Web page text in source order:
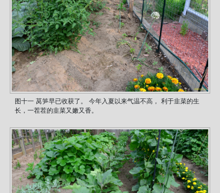
图十一 莴笋早已收获了。 今年入夏以来气温不高， 利于韭菜的生
长，一茬茬的韭菜又嫩又香。